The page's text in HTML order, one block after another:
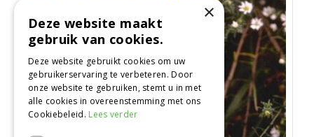
×
Deze website maakt
gebruik van cookies.
Deze website gebruikt cookies om uw
gebruikerservaring te verbeteren. Door
onze website te gebruiken, stemt u in met
alle cookies in overeenstemming met ons
Cookiebeleid. Lees verder